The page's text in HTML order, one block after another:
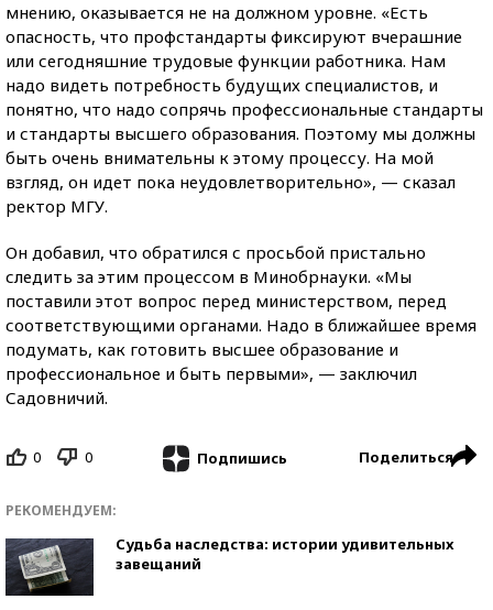
мнению, оказывается не на должном уровне. «Есть
опасность, что профстандарты фиксируют вчерашние
или сегодняшние трудовые функции работника. Нам
надо видеть потребность будущих специалистов, и
понятно, что надо сопрячь профессиональные стандарты
и стандарты высшего образования. Поэтому мы должны
быть очень внимательны к этому процессу. На мой
взгляд, он идет пока неудовлетворительно», — сказал
ректор МГУ.
Он добавил, что обратился с просьбой пристально
следить за этим процессом в Минобрнауки. «Мы
поставили этот вопрос перед министерством, перед
соответствующими органами. Надо в ближайшее время
подумать, как готовить высшее образование и
профессиональное и быть первыми», — заключил
Садовничий.
0 0 Подпишись Поделиться
РЕКОМЕНДУЕМ:
Судьба наследства: истории удивительных
завещаний